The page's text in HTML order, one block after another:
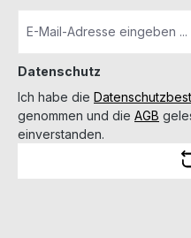
Datenschutz
Ich habe die
genommen und die AGB
einverstanden.